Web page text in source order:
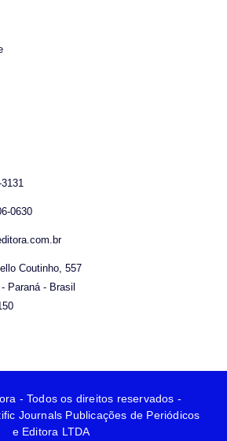
0630
Coutinho, 557
Paraná - Brasil
- Todos os direitos reservados -
Journals Publicações de Periódicos
e Editora LTDA